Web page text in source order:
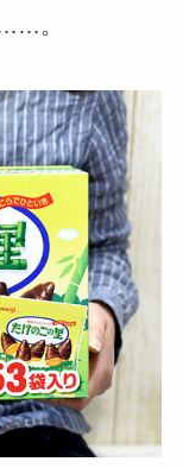
。